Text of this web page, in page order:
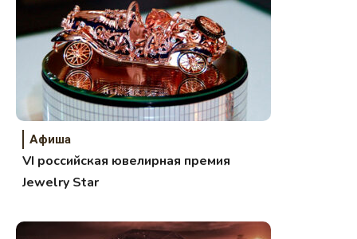
Афиша
VI российская ювелирная премия
Jewelry Star